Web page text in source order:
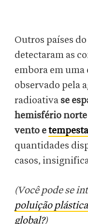
Outros países
detectaram as
embora em uma
observado pela
radioativa se
hemisfério norte
vento e
quantidades
casos,
(Você pode se
poluição
global?)